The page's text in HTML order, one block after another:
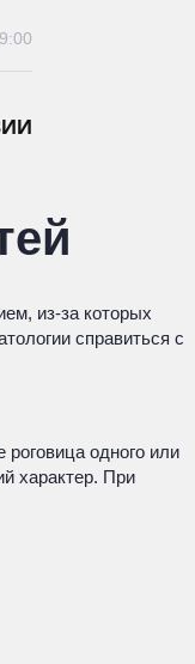
из-за которых
справиться с
роговица одного или
характер. При